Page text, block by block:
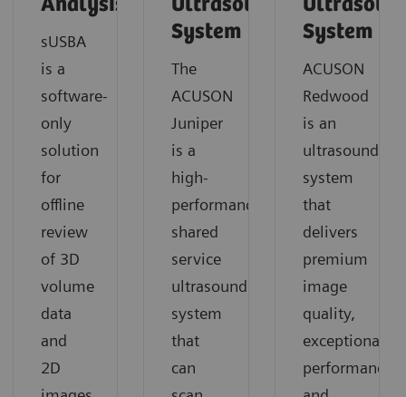
sUSBA
is a
software-
only
solution
for
offline
review
of 3D
volume
data
and
2D
System
The
ACUSON
Juniper
is a
high-
performance
shared
service
ultrasound
system
that
can
System
ACUSON
Redwood
is an
ultrasound
system
that
delivers
premium
image
quality,
exceptional
performance